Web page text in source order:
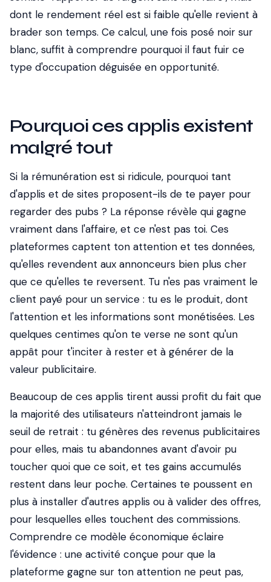
dont le rendement réel est si faible qu'elle revient à
brader son temps. Ce calcul, une fois posé noir sur
blanc, suffit à comprendre pourquoi il faut fuir ce
type d'occupation déguisée en opportunité.
Pourquoi ces applis existent
malgré tout
Si la rémunération est si ridicule, pourquoi tant
d'applis et de sites proposent-ils de te payer pour
regarder des pubs ? La réponse révèle qui gagne
vraiment dans l'affaire, et ce n'est pas toi. Ces
plateformes captent ton attention et tes données,
qu'elles revendent aux annonceurs bien plus cher
que ce qu'elles te reversent. Tu n'es pas vraiment le
client payé pour un service : tu es le produit, dont
l'attention et les informations sont monétisées. Les
quelques centimes qu'on te verse ne sont qu'un
appât pour t'inciter à rester et à générer de la
valeur publicitaire.
Beaucoup de ces applis tirent aussi profit du fait que
la majorité des utilisateurs n'atteindront jamais le
seuil de retrait : tu génères des revenus publicitaires
pour elles, mais tu abandonnes avant d'avoir pu
toucher quoi que ce soit, et tes gains accumulés
restent dans leur poche. Certaines te poussent en
plus à installer d'autres applis ou à valider des offres,
pour lesquelles elles touchent des commissions.
Comprendre ce modèle économique éclaire
l'évidence : une activité conçue pour que la
plateforme gagne sur ton attention ne peut pas,